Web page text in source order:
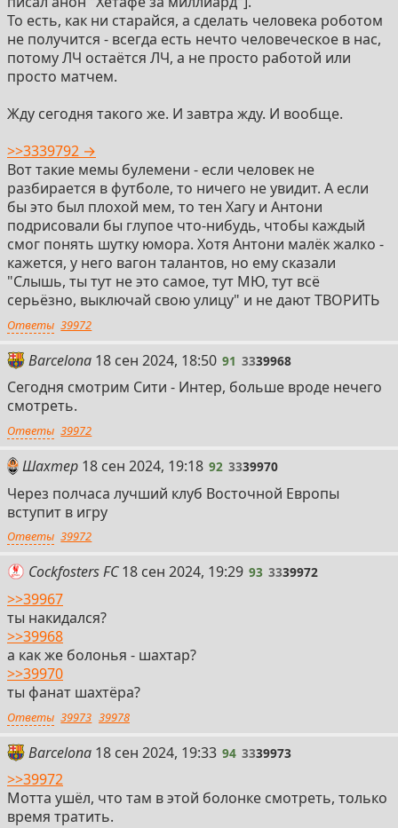
То есть, как ни старайся, а сделать человека роботом
не получится - всегда есть нечто человеческое в нас,
потому ЛЧ остаётся ЛЧ, а не просто работой или
просто матчем.
Жду сегодня такого же. И завтра жду. И вообще.
>>3339792 →
Вот такие мемы булемени - если человек не
разбирается в футболе, то ничего не увидит. А если
бы это был плохой мем, то тен Хагу и Антони
подрисовали бы глупое что-нибудь, чтобы каждый
смог понять шутку юмора. Хотя Антони малёк жалко -
кажется, у него вагон талантов, но ему сказали
"Слышь, ты тут не это самое, тут МЮ, тут всё
серьёзно, выключай свою улицу" и не дают ТВОРИТЬ
Ответы 39972
Barcelona 91
18 сен 2024, 18:50 91 3339968
Сегодня смотрим Сити - Интер, больше вроде нечего
смотреть.
Ответы 39972
Шахтер 92
18 сен 2024, 19:18 92 3339970
Через полчаса лучший клуб Восточной Европы
вступит в игру
Ответы 39972
Cockfosters FC 93
18 сен 2024, 19:29 93 3339972
>>39967
ты накидался?
>>39968
а как же болонья - шахтар?
>>39970
ты фанат шахтёра?
Ответы 39973 39978
Barcelona 94
18 сен 2024, 19:33 94 3339973
>>39972
Мотта ушёл, что там в этой болонке смотреть, только
время тратить.